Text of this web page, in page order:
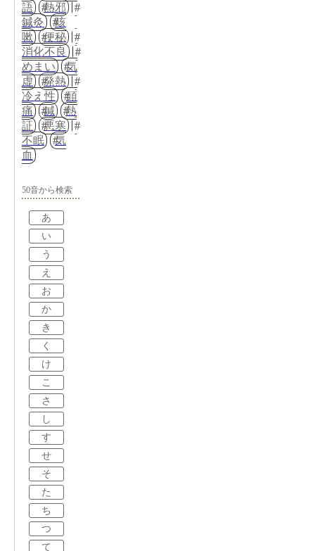
語
熱邪
鍼灸
咳
嗽
便秘
消化不良
めまい
気
虚
発熱
冷え性
頭
痛
鍼
熱
証
悪寒
不眠
気
血
50音から検索
あ
い
う
え
お
か
き
く
け
こ
さ
し
す
せ
そ
た
ち
つ
て